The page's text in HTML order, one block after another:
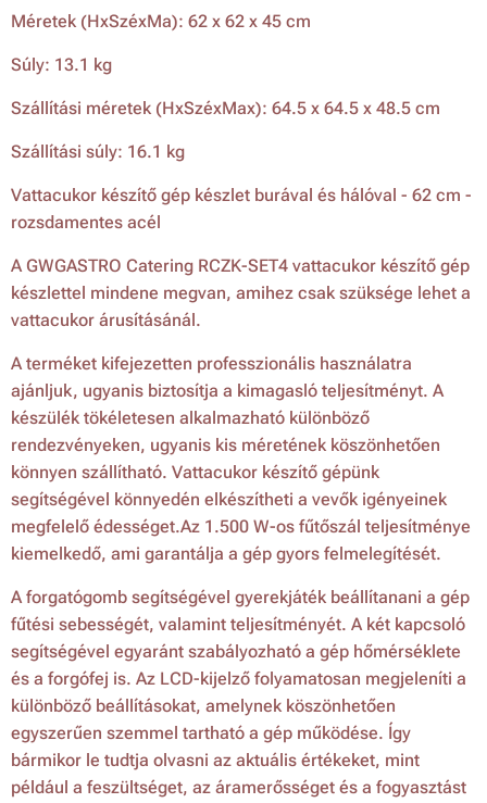
Méretek (HxSzéxMa): 62 x 62 x 45 cm
Súly: 13.1 kg
Szállítási méretek (HxSzéxMax): 64.5 x 64.5 x 48.5 cm
Szállítási súly: 16.1 kg
Vattacukor készítő gép készlet burával és hálóval - 62 cm -
rozsdamentes acél
A GWGASTRO Catering RCZK-SET4 vattacukor készítő gép
készlettel mindene megvan, amihez csak szüksége lehet a
vattacukor árusításánál.
A terméket kifejezetten professzionális használatra
ajánljuk, ugyanis biztosítja a kimagasló teljesítményt. A
készülék tökéletesen alkalmazható különböző
rendezvényeken, ugyanis kis méretének köszönhetően
könnyen szállítható. Vattacukor készítő gépünk
segítségével könnyedén elkészítheti a vevők igényeinek
megfelelő édességet.Az 1.500 W-os fűtőszál teljesítménye
kiemelkedő, ami garantálja a gép gyors felmelegítését.
A forgatógomb segítségével gyerekjáték beállítanani a gép
fűtési sebességét, valamint teljesítményét. A két kapcsoló
segítségével egyaránt szabályozható a gép hőmérséklete
és a forgófej is. Az LCD-kijelző folyamatosan megjeleníti a
különböző beállításokat, amelynek köszönhetően
egyszerűen szemmel tartható a gép működése. Így
bármikor le tudtja olvasni az aktuális értékeket, mint
például a feszültséget, az áramerősséget és a fogyasztást